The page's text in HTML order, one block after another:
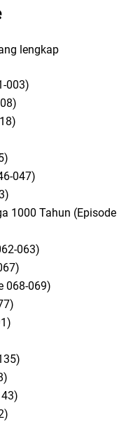
lengkap
003)
047)
1000 Tahun (Episode
063)
068-069)